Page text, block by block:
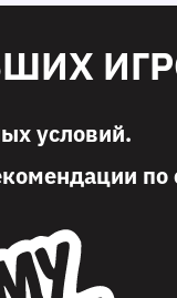
условий.
по